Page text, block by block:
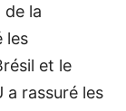
de la
les
et le
a rassuré les